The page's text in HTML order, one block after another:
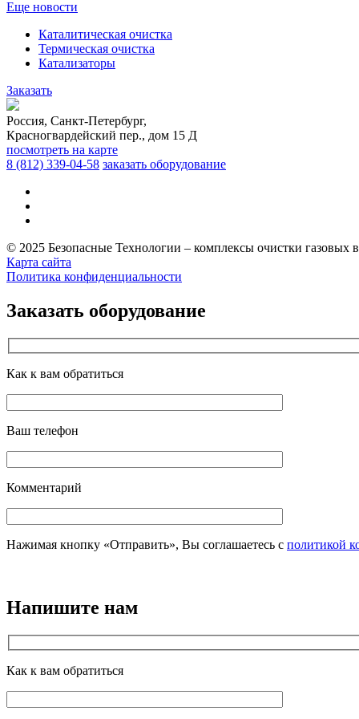
Еще новости
Каталитическая очистка
Термическая очистка
Катализаторы
Заказать
Россия, Санкт-Петербург,
Красногвардейский пер., дом 15 Д
посмотреть на карте
8 (812) 339-04-58 заказать оборудование
© 2025 Безопасные Технологии – комплексы очистки газовых
Карта сайта
Политика конфиденциальности
Заказать оборудование
Как к вам обратиться
Ваш телефон
Комментарий
Нажимая кнопку «Отправить», Вы соглашаетесь с политикой
Напишите нам
Как к вам обратиться